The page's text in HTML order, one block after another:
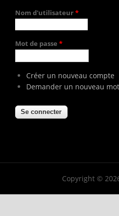
Nom d'utilisateur*
Mot de passe *
Créer un nouveau compte
Demander un nouveau
Copyright ©